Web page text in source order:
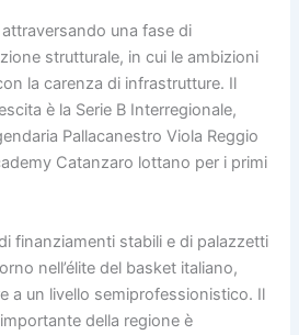
una fase di
strutturale, in cui le ambizioni
la carenza di infrastrutture. Il
è la Serie B Interregionale,
Pallacanestro Viola Reggio
Catanzaro lottano per i primi
finanziamenti stabili e di palazzetti
nell’élite del basket italiano,
a un livello semiprofessionistico. Il
della regione è